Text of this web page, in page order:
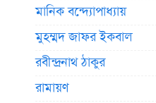
মানিক বন্দ্যোপাধ্যায়
মুহম্মদ জাফর ইকবাল
রবীন্দ্রনাথ ঠাকুর
রামায়ণ